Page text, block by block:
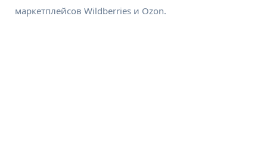
маркетплейсов Wildberries и Ozon.